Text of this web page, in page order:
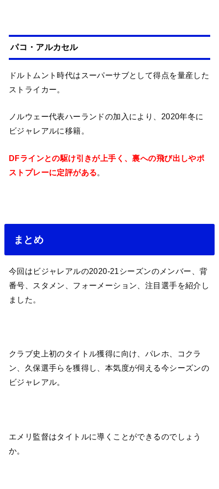
パコ・アルカセル
ドルトムント時代はスーパーサブとして得点を量産した
ストライカー。
ノルウェー代表ハーランドの加入により、2020年冬に
ビジャレアルに移籍。
DFラインとの駆け引きが上手く、裏への飛び出しやポ
ストプレーに定評がある。
まとめ
今回はビジャレアルの2020-21シーズンのメンバー、背
番号、スタメン、フォーメーション、注目選手を紹介し
ました。
クラブ史上初のタイトル獲得に向け、パレホ、コクラ
ン、久保選手らを獲得し、本気度が伺える今シーズンの
ビジャレアル。
エメリ監督はタイトルに導くことができるのでしょう
か。